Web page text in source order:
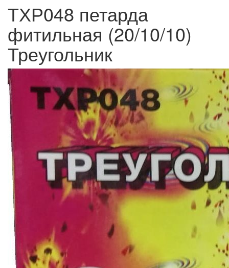
ТХР048 петарда
фитильная (20/10/10)
Треугольник